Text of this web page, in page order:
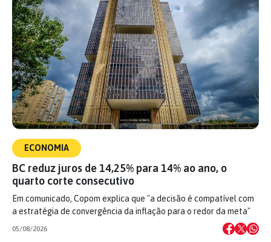
ECONOMIA
BC reduz juros de 14,25% para 14% ao ano, o
quarto corte consecutivo
Em comunicado, Copom explica que "a decisão é compatível com
a estratégia de convergência da inflação para o redor da meta"
05/08/2026